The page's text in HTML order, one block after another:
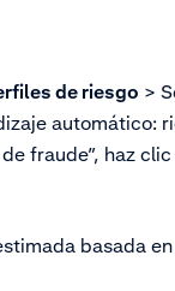
de riesgo >
automático:
fraude”, haz clic
basada